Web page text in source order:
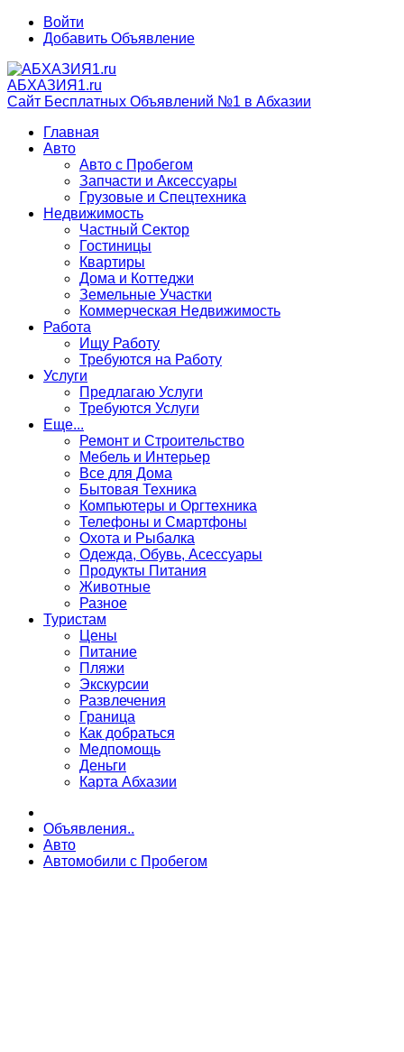
Войти
Добавить Объявление
АБХАЗИЯ1.ru
Сайт Бесплатных Объявлений №1 в Абхазии
Главная
Авто
Авто с Пробегом
Запчасти и Аксессуары
Грузовые и Спецтехника
Недвижимость
Частный Сектор
Гостиницы
Квартиры
Дома и Коттеджи
Земельные Участки
Коммерческая Недвижимость
Работа
Ищу Работу
Требуются на Работу
Услуги
Предлагаю Услуги
Требуются Услуги
Еще...
Ремонт и Строительство
Мебель и Интерьер
Все для Дома
Бытовая Техника
Компьютеры и Оргтехника
Телефоны и Смартфоны
Охота и Рыбалка
Одежда, Обувь, Асессуары
Продукты Питания
Животные
Разное
Туристам
Цены
Питание
Пляжи
Экскурсии
Развлечения
Граница
Как добраться
Медпомощь
Деньги
Карта Абхазии
Объявления..
Авто
Автомобили с Пробегом